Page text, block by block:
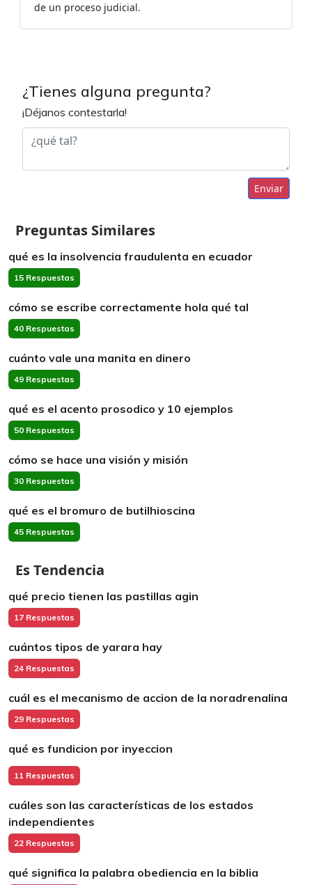
de un proceso judicial.
¿Tienes alguna pregunta?
¡Déjanos contestarla!
Enviar
Preguntas Similares
qué es la insolvencia fraudulenta en ecuador
15 Respuestas
cómo se escribe correctamente hola qué tal
40 Respuestas
cuánto vale una manita en dinero
49 Respuestas
qué es el acento prosodico y 10 ejemplos
50 Respuestas
cómo se hace una visión y misión
30 Respuestas
qué es el bromuro de butilhioscina
45 Respuestas
Es Tendencia
qué precio tienen las pastillas agin
17 Respuestas
cuántos tipos de yarara hay
24 Respuestas
cuál es el mecanismo de accion de la noradrenalina
29 Respuestas
qué es fundicion por inyeccion
11 Respuestas
cuáles son las características de los estados
independientes
22 Respuestas
qué significa la palabra obediencia en la biblia